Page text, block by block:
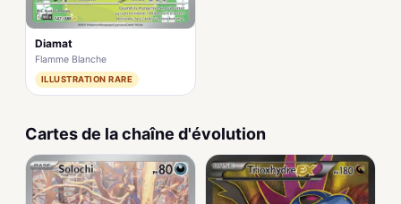
Diamat
Flamme Blanche
ILLUSTRATION RARE
Cartes de la chaîne d'évolution